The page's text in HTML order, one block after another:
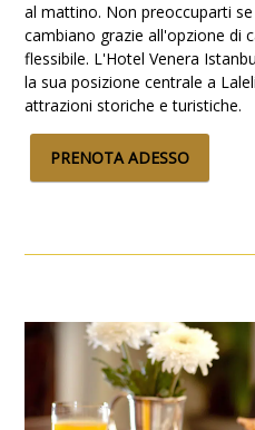
al mattino. Non preoccuparti
cambiano grazie all'opzione di
flessibile. L'Hotel Venera
la sua posizione centrale a
attrazioni storiche e turistiche.
PRENOTA ADESSO